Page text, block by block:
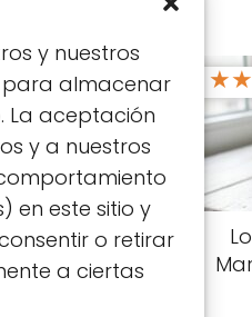
y nuestros
para almacenar
La aceptación
y a nuestros
en este sitio y
o retirar
a ciertas
★★